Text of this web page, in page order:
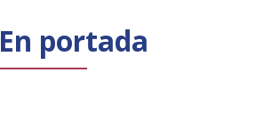
En portada